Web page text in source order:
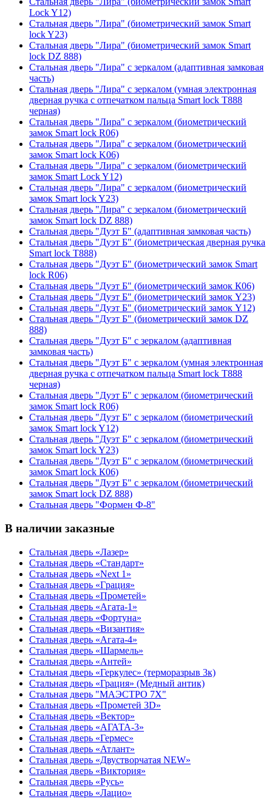
Lock Y12)
Стальная дверь "Лира" (биометрический замок Smart
lock Y23)
Стальная дверь "Лира" (биометрический замок Smart
lock DZ 888)
Стальная дверь "Лира" с зеркалом (адаптивная замковая
часть)
Стальная дверь "Лира" с зеркалом (умная электронная
дверная ручка с отпечатком пальца Smart lock T888
черная)
Стальная дверь "Лира" с зеркалом (биометрический
замок Smart lock R06)
Стальная дверь "Лира" с зеркалом (биометрический
замок Smart lock K06)
Стальная дверь "Лира" с зеркалом (биометрический
замок Smart Lock Y12)
Стальная дверь "Лира" с зеркалом (биометрический
замок Smart lock Y23)
Стальная дверь "Лира" с зеркалом (биометрический
замок Smart lock DZ 888)
Стальная дверь "Дуэт Б" (адаптивная замковая часть)
Стальная дверь "Дуэт Б" (биометрическая дверная ручка
Smart lock T888)
Стальная дверь "Дуэт Б" (биометрический замок Smart
lock R06)
Стальная дверь "Дуэт Б" (биометрический замок К06)
Стальная дверь "Дуэт Б" (биометрический замок Y23)
Стальная дверь "Дуэт Б" (биометрический замок Y12)
Стальная дверь "Дуэт Б" (биометрический замок DZ
888)
Стальная дверь "Дуэт Б" с зеркалом (адаптивная
замковая часть)
Стальная дверь "Дуэт Б" с зеркалом (умная электронная
дверная ручка с отпечатком пальца Smart lock T888
черная)
Стальная дверь "Дуэт Б" с зеркалом (биометрический
замок Smart lock R06)
Стальная дверь "Дуэт Б" с зеркалом (биометрический
замок Smart lock Y12)
Стальная дверь "Дуэт Б" с зеркалом (биометрический
замок Smart lock Y23)
Стальная дверь "Дуэт Б" с зеркалом (биометрический
замок Smart lock К06)
Стальная дверь "Дуэт Б" с зеркалом (биометрический
замок Smart lock DZ 888)
Стальная дверь "Формен Ф-8"
В наличии заказные
Стальная дверь «Лазер»
Стальная дверь «Стандарт»
Стальная дверь «Next 1»
Стальная дверь «Гpация»
Стальная дверь «Прометей»
Стальная дверь «Агата-1»
Стальная дверь «Фортуна»
Стальная дверь «Византия»
Стальная дверь «Агата-4»
Стальная дверь «Шармель»
Стальная дверь «Антей»
Стальная дверь «Геркулес» (терморазрыв 3к)
Стальная дверь «Грация» (Медный антик)
Стальная дверь "МАЭСТРО 7Х"
Стальная дверь «Прометей 3D»
Стальная дверь «Вектор»
Стальная дверь «АГАТА-3»
Стальная дверь «Гермес»
Стальная дверь «Атлант»
Стальная дверь «Двустворчатая NEW»
Стальная дверь «Виктория»
Стальная дверь «Русь»
Стальная дверь «Лацио»